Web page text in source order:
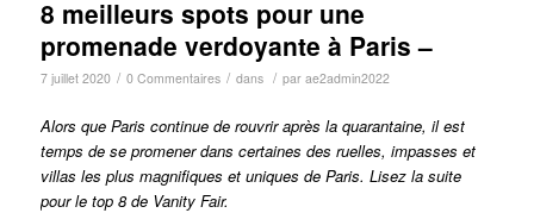
8 meilleurs spots pour une
promenade verdoyante à Paris –
7 juillet 2020 / 0 Commentaires / dans / par ae2admin2022
Alors que Paris continue de rouvrir après la quarantaine, il est
temps de se promener dans certaines des ruelles, impasses et
villas les plus magnifiques et uniques de Paris. Lisez la suite
pour le top 8 de Vanity Fair.